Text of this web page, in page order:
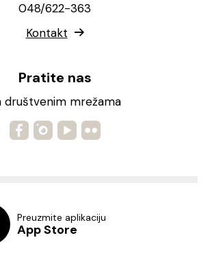
048/622-363
Kontakt
Pratite nas
društvenim mrežama
Preuzmite aplikaciju
App Store